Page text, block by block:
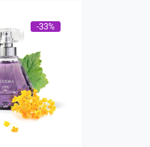
-33%